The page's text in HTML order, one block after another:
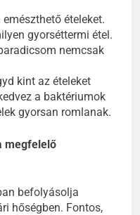
ételeket.
gyorséttermi étel.
nemcsak
kint az ételeket
a baktériumok
gyorsan romlanak.
megfelelő
befolyásolja
hőségben. Fontos,